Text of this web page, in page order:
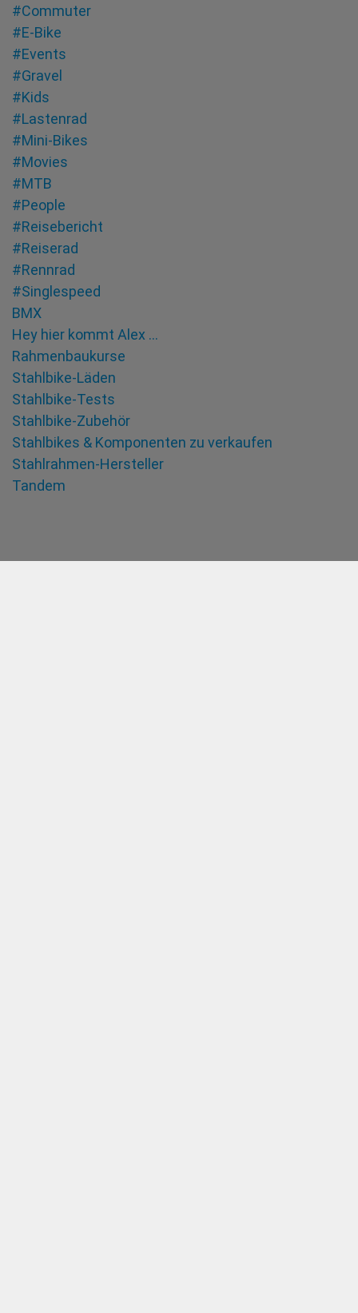
#Commuter
#E-Bike
#Events
#Gravel
#Kids
#Lastenrad
#Mini-Bikes
#Movies
#MTB
#People
#Reisebericht
#Reiserad
#Rennrad
#Singlespeed
BMX
Hey hier kommt Alex …
Rahmenbaukurse
Stahlbike-Läden
Stahlbike-Tests
Stahlbike-Zubehör
Stahlbikes & Komponenten zu verkaufen
Stahlrahmen-Hersteller
Tandem